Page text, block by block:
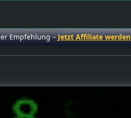
Empfehlung –Jetzt Affiliate werden